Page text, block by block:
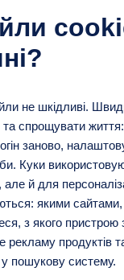
не шкідливі.
та спрощувати
заново,
Куки
але й для
якими
з якого пристрою
продуктів
пошукову систему.